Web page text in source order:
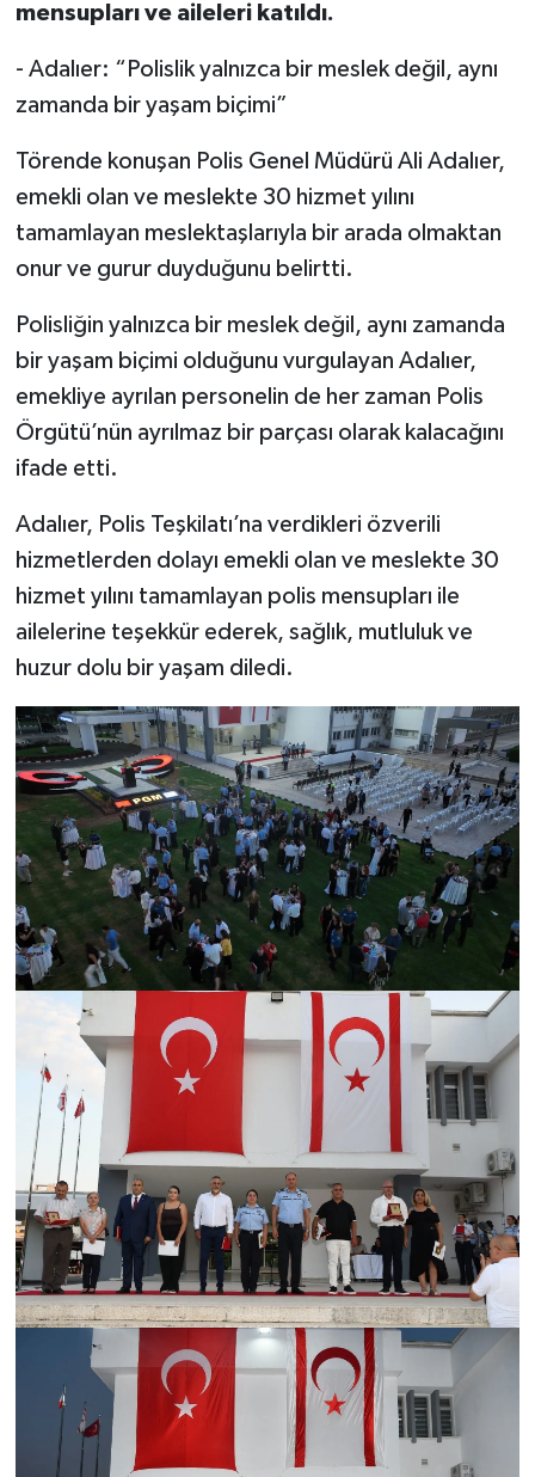
mensupları ve aileleri katıldı.
- Adalıer: “Polislik yalnızca bir meslek değil, aynı
zamanda bir yaşam biçimi”
Törende konuşan Polis Genel Müdürü Ali Adalıer,
emekli olan ve meslekte 30 hizmet yılını
tamamlayan meslektaşlarıyla bir arada olmaktan
onur ve gurur duyduğunu belirtti.
Polisliğin yalnızca bir meslek değil, aynı zamanda
bir yaşam biçimi olduğunu vurgulayan Adalıer,
emekliye ayrılan personelin de her zaman Polis
Örgütü’nün ayrılmaz bir parçası olarak kalacağını
ifade etti.
Adalıer, Polis Teşkilatı’na verdikleri özverili
hizmetlerden dolayı emekli olan ve meslekte 30
hizmet yılını tamamlayan polis mensupları ile
ailelerine teşekkür ederek, sağlık, mutluluk ve
huzur dolu bir yaşam diledi.